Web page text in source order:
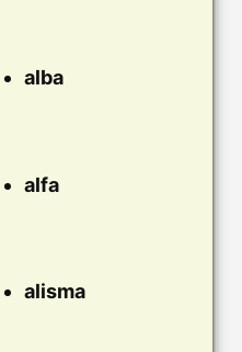
alba
alfa
alisma